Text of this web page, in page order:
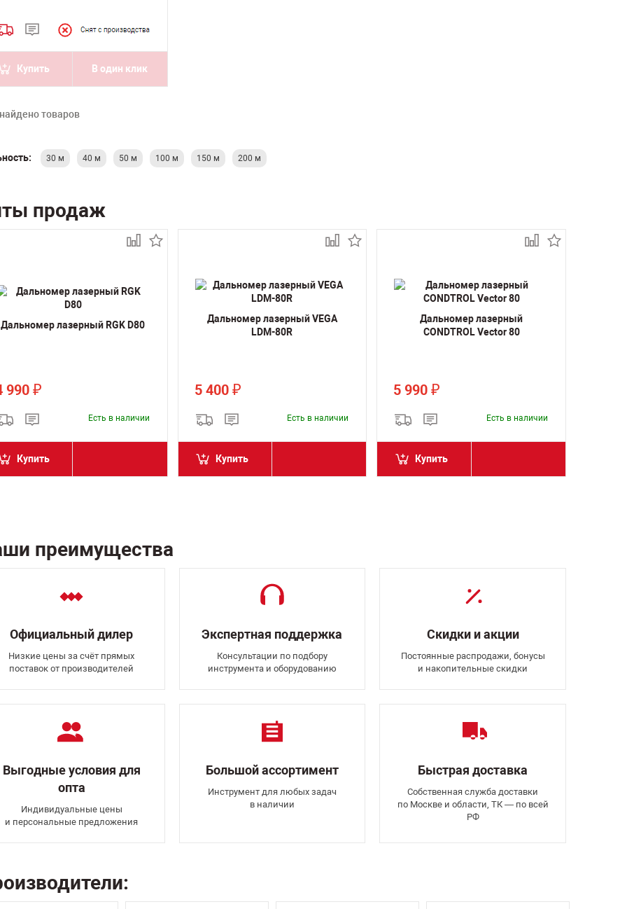
Купить В один клик
товаров
30 м 40 м 50 м 100 м 150 м 200 м
продаж
Дальномер лазерный RGK D80
990 ₽
Есть в наличии
Купить
Дальномер лазерный VEGA
LDM-80R
5 400 ₽
Есть в наличии
Купить
Дальномер лазерный
CONDTROL Vector 80
5 990₽
Есть в наличии
Купить
преимущества
Официальный дилер
Низкие цены за счёт прямых
поставок от производителей
Экспертная поддержка
Консультации по подбору
инструмента и оборудованию
Скидки и акции
Постоянные распродажи, бонусы
и накопительные скидки
Выгодные условия для
опта
Индивидуальные цены
и персональные предложения
Большой ассортимент
Инструмент для любых задач
в наличии
Быстрая доставка
Собственная служба доставки
по Москве и области, ТК — по всей
РФ